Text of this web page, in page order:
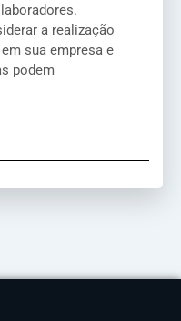
a realização
sua empresa e
podem